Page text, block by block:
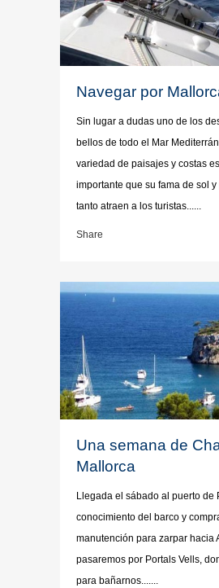
Navegar por
Sin lugar a dudas uno de los
bellos de todo el Mar
variedad de paisajes y costas
importante que su fama de sol
tanto atraen a los turistas......
Share
Una semana de
Mallorca
Llegada el sábado al puerto de
conocimiento del barco y
manutención para zarpar hacia
pasaremos por Portals Vells,
para bañarnos.......